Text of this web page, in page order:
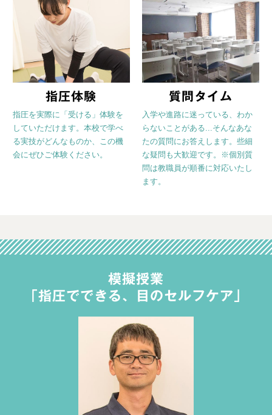
指圧体験
指圧を実際に「受ける」体験を
していただけます。本校で学べ
る実技がどんなものか、この機
会にぜひご体験ください。
質問タイム
入学や進路に迷っている、わか
らないことがある...そんなあな
たの質問にお答えします。些細
な疑問も大歓迎です。※個別質
問は教職員が順番に対応いたし
ます。
模擬授業
「指圧でできる、目のセルフケア」